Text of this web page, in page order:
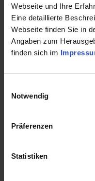
Webseite und Ihre
Eine detaillierte
Webseite finden Sie in
Angaben zum
finden sich im
Notwendig
Präferenzen
Statistiken
Tradition